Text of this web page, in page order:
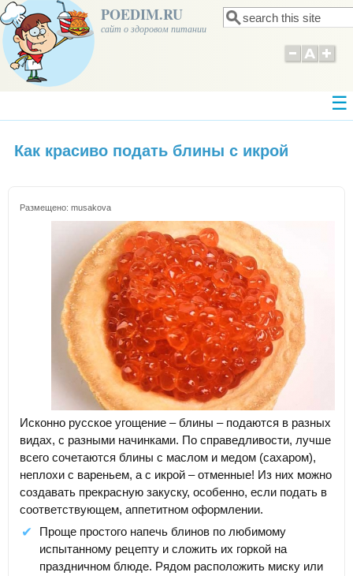
POEDIM.RU
сайт о здоровом питании Форма поиска
Поиск
Как красиво подать блины с икрой
Размещено: musakova
Исконно русское угощение – блины – подаются в разных
видах, с разными начинками. По справедливости, лучше
всего сочетаются блины с маслом и медом (сахаром),
неплохи с вареньем, а с икрой – отменные! Из них можно
создавать прекрасную закуску, особенно, если подать в
соответствующем, аппетитном оформлении.
Проще простого напечь блинов по любимому
испытанному рецепту и сложить их горкой на
праздничном блюде. Рядом расположить миску или